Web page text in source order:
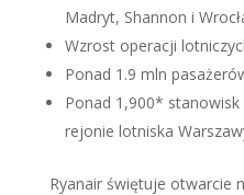
Madryt, Shannon i
Wzrost operacji
Ponad 1.9 mln
Ponad 1,900* stanowisk
rejonie lotniska
Ryanair świętuje otwarcie